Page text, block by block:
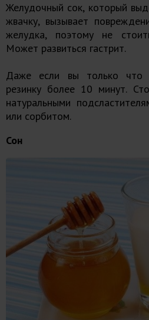
Желудочный сок, который
жвачку, вызывает
желудка, поэтому не
Может развиться гастрит.
Даже если вы только что
резинку более 10 минут.
натуральными
или сорбитом.
Сон